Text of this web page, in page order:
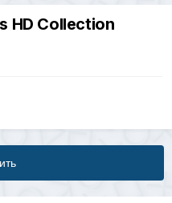
HD Collection